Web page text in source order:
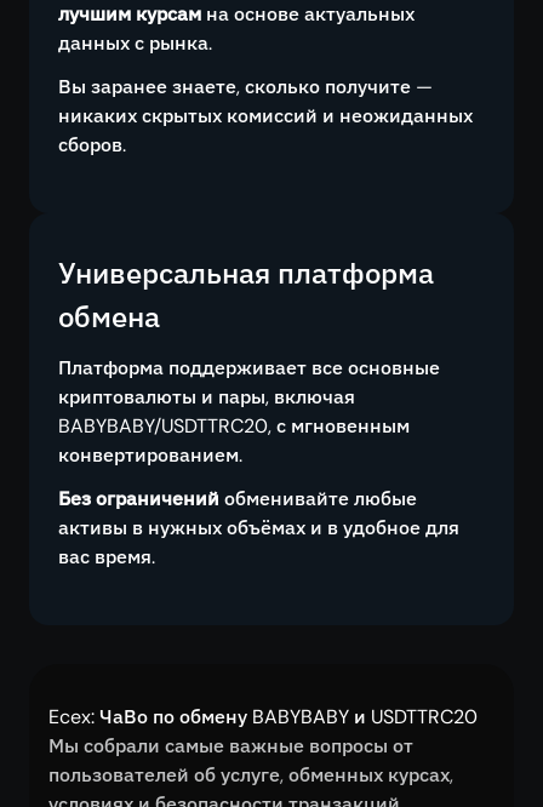
лучшим курсам на основе актуальных
данных с рынка.
Вы заранее знаете, сколько получите —
никаких скрытых комиссий и неожиданных
сборов.
Универсальная платформа
обмена
Платформа поддерживает все основные
криптовалюты и пары, включая
BABYBABY/USDTTRC20, с мгновенным
конвертированием.
Без ограничений обменивайте любые
активы в нужных объёмах и в удобное для
вас время.
Ecex: ЧаВо по обмену BABYBABY и USDTTRC20
Мы собрали самые важные вопросы от
пользователей об услуге, обменных курсах,